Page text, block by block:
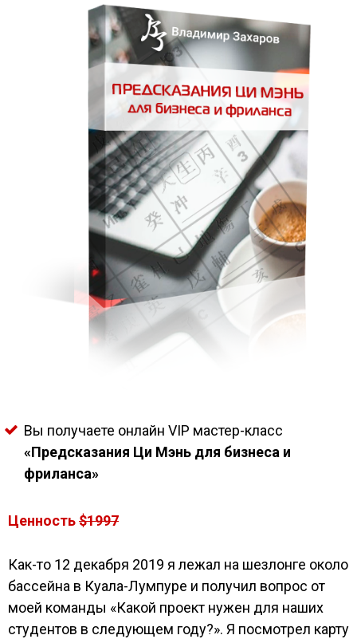
Вы получаете онлайн VIP мастер-класс
«Предсказания Ци Мэнь для бизнеса и
фриланса»
Ценность$1997
Как-то 12 декабря 2019 я лежал на шезлонге около
бассейна в Куала-Лумпуре и получил вопрос от
моей команды «Какой проект нужен для наших
студентов в следующем году?». Я посмотрел карту